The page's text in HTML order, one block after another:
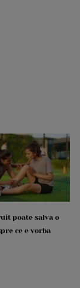
poate salva o
ce e vorba